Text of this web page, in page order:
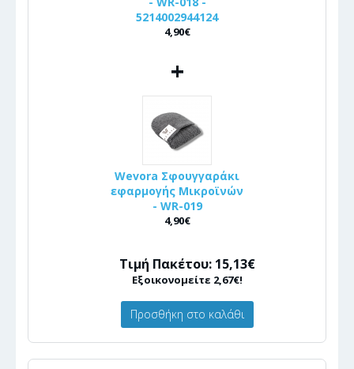
5214002944124
4,90€
+
Wevora Σφουγγαράκι
εφαρμογής Μικροϊνών
- WR-019
4,90€
Τιμή Πακέτου: 15,13€
Εξοικονομείτε 2,67€!
Προσθήκη στο καλάθι